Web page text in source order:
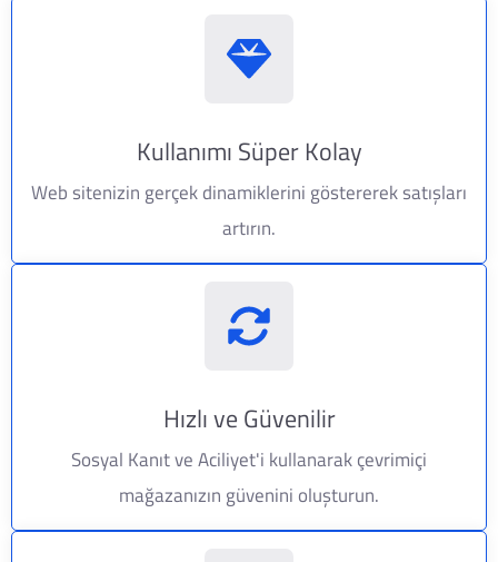
Kullanımı Süper Kolay
Web sitenizin gerçek dinamiklerini göstererek satışları
artırın.
Hızlı ve Güvenilir
Sosyal Kanıt ve Aciliyet'i kullanarak çevrimiçi
mağazanızın güvenini oluşturun.